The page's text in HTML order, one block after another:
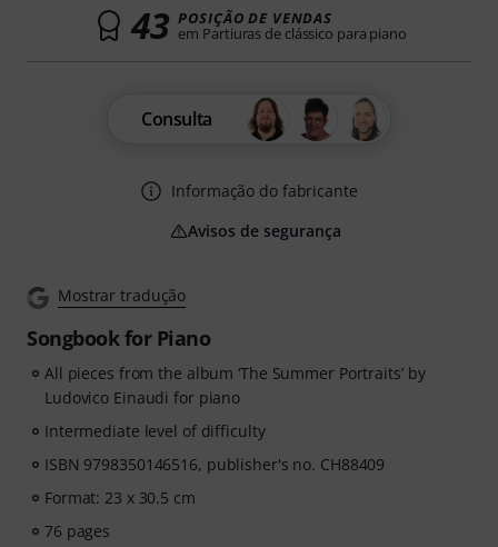
Mostrar tradução
Songbook for Piano
All pieces from the album ‘The Summer Portraits’ by
Ludovico Einaudi for piano
Intermediate level of difficulty
ISBN 9798350146516, publisher's no. CH88409
Format: 23 x 30.5 cm
76 pages
43 POSIÇÃO DE VENDAS
em Partiuras de clássico para piano
Consulta
Informação do fabricante
Avisos de segurança